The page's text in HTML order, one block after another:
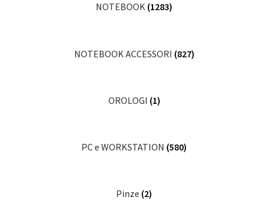
NOTEBOOK (1283)
NOTEBOOK ACCESSORI (827)
OROLOGI (1)
PC e WORKSTATION (580)
Pinze (2)